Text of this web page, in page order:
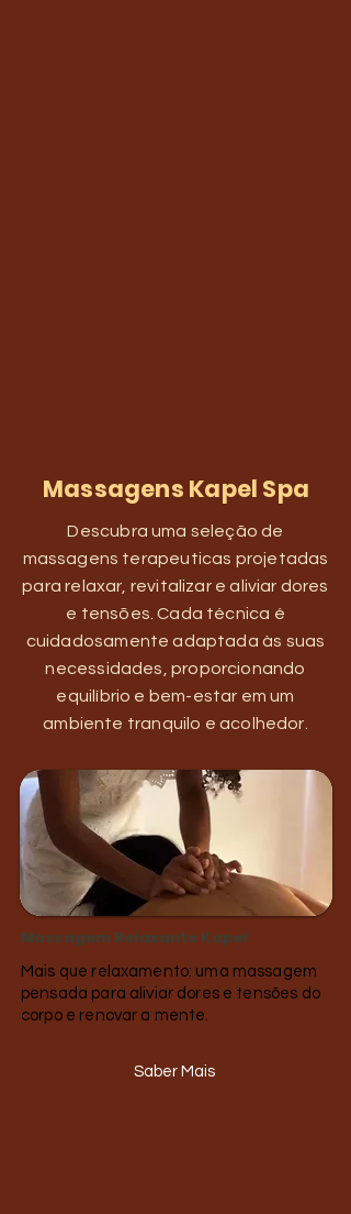
Massagens Kapel Spa
Descubra uma seleção de
massagens terapeuticas projetadas
para relaxar, revitalizar e aliviar dores
e tensões. Cada técnica é
cuidadosamente adaptada às suas
necessidades, proporcionando
equilíbrio e bem-estar em um
ambiente tranquilo e acolhedor.
Massagem Relaxante Kapel
Mais que relaxamento: uma massagem
pensada para aliviar dores e tensões do
corpo e renovar a mente.
Saber Mais